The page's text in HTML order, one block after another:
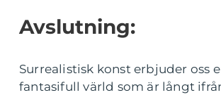
Avslutning:
Surrealistisk konst erbjuder oss
fantasifull värld som är långt